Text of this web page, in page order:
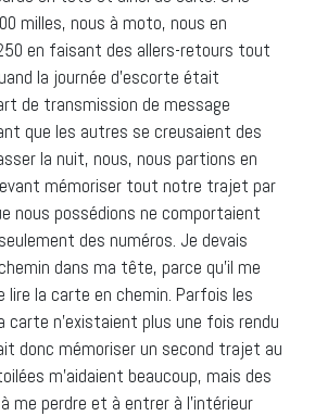
milles, nous à moto, nous en
en faisant des allers-retours tout
la journée d’escorte était
de transmission de message
que les autres se creusaient des
la nuit, nous, nous partions en
mémoriser tout notre trajet par
nous possédions ne comportaient
des numéros. Je devais
dans ma tête, parce qu’il me
lire la carte en chemin. Parfois les
n’existaient plus une fois rendu
donc mémoriser un second trajet au
m’aidaient beaucoup, mais des
me perdre et à entrer à l’intérieur